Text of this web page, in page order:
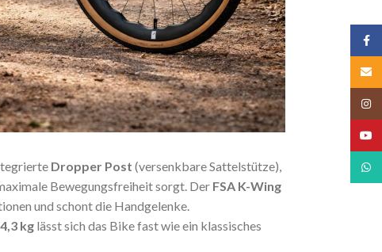
Dropper Post (versenkbare Sattelstütze),
Bewegungsfreiheit sorgt. Der FSA K-Wing
und schont die Handgelenke.
kg lässt sich das Bike fast wie ein klassisches
Email